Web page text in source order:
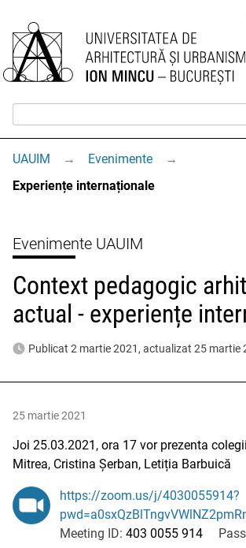
UAUIM → Evenimente
→
Experiențe internaționale
Evenimente UAUIM
Context pedagogic
actual - experiențe
Publicat 2 martie 2021, actualizat 25 martie
25 martie 2021
Joi 25.03.2021, ora 17 vor prezenta
Mitrea, Cristina Șerban, Letiția Barbuică
https://zoom.us/j/4030055914?
Meeting ID: 403 0055 914